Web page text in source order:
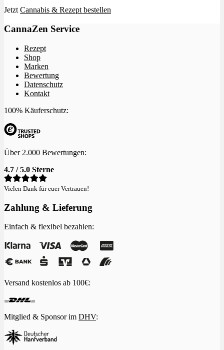
Jetzt Cannabis & Rezept bestellen
CannaZen Service
Rezept
Shop
Marken
Bewertung
Datenschutz
Kontakt
100% Käuferschutz:
Über 2.000 Bewertungen:
4.7 / 5.0 Sterne
Vielen Dank für euer Vertrauen!
Zahlung & Lieferung
Einfach & flexibel bezahlen:
Versand kostenlos ab 100€:
Mitglied & Sponsor im DHV: